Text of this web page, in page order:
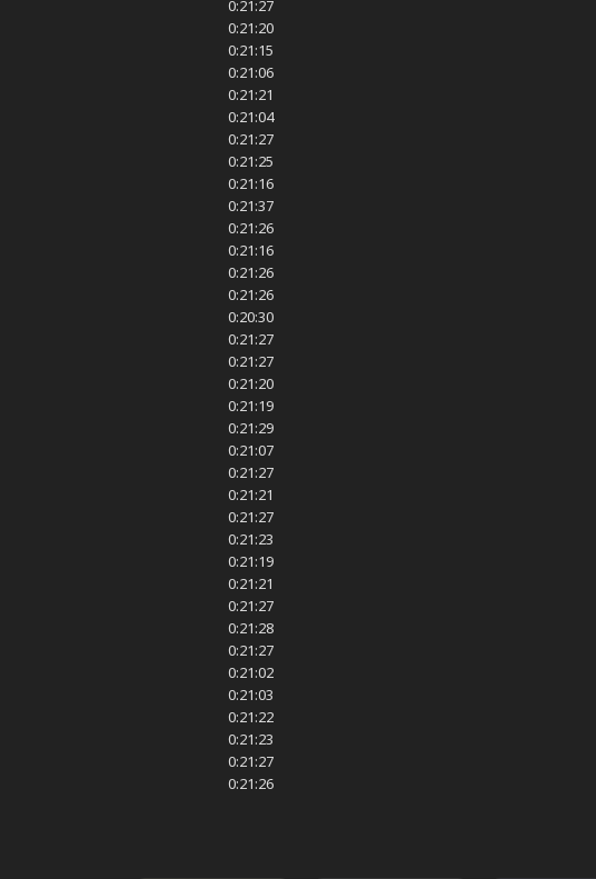
0:21:27
0:21:20
0:21:15
0:21:06
0:21:21
0:21:04
0:21:27
0:21:25
0:21:16
0:21:37
0:21:26
0:21:16
0:21:26
0:21:26
0:20:30
0:21:27
0:21:27
0:21:20
0:21:19
0:21:29
0:21:07
0:21:27
0:21:21
0:21:27
0:21:23
0:21:19
0:21:21
0:21:27
0:21:28
0:21:27
0:21:02
0:21:03
0:21:22
0:21:23
0:21:27
0:21:26